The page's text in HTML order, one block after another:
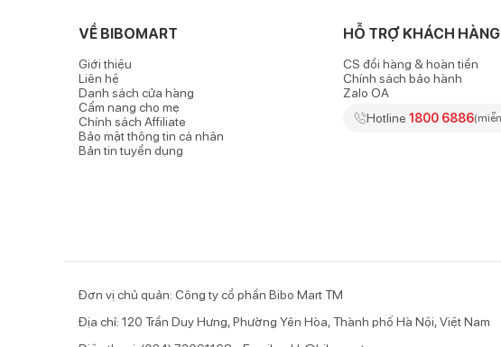
VỀ BIBOMART
Giới thiệu
Liên hệ
Danh sách cửa hàng
Cẩm nang cho mẹ
Chính sách Affiliate
Bảo mật thông tin cá nhân
Bản tin tuyển dụng
HỖ TRỢ KHÁCH HÀNG
CS đổi hàng & hoàn tiền
Chính sách bảo hành
Zalo OA
Hotline 1800 6886
Đơn vị chủ quản: Công ty cổ phần Bibo Mart TM
Địa chỉ: 120 Trần Duy Hưng, Phường Yên Hòa, Thành phố Hà Nội, Việt Nam